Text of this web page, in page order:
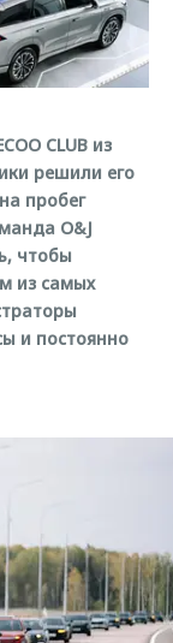
CLUB из
решили его
пробег
O&J
чтобы
из самых
и постоянно